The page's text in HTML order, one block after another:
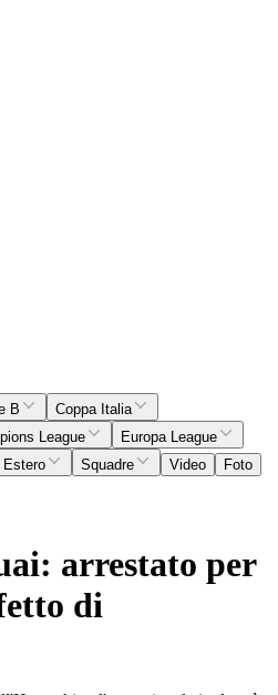
B
Coppa Italia
League
Europa League
Estero Squadre Video
Foto
arrestato per
di